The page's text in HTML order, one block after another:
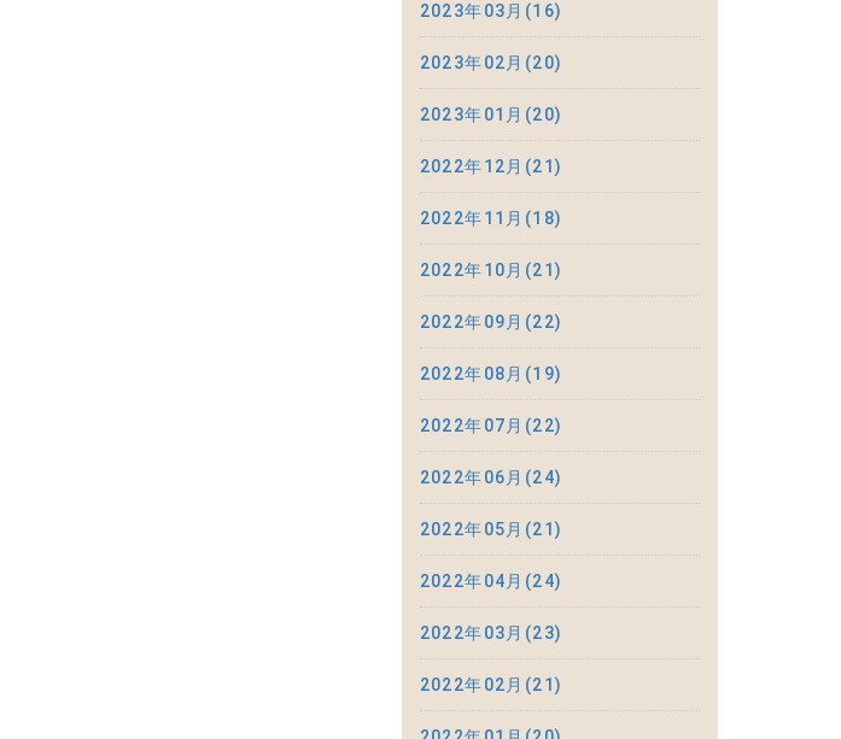
2023年03月(16)
2023年02月(20)
2023年01月(20)
2022年12月(21)
2022年11月(18)
2022年10月(21)
2022年09月(22)
2022年08月(19)
2022年07月(22)
2022年06月(24)
2022年05月(21)
2022年04月(24)
2022年03月(23)
2022年02月(21)